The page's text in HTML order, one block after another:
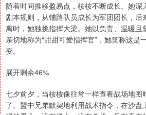
随着时间推移盈易点，桉桉不断成长。她深
剧本规则，从铺路队员成长为军团团长，
离时，她独挑指挥大梁。她以负责、温暖且
亲切地称为“甜甜可爱指挥官”，她笑称这是
变。
展开剩余46%
七夕前夕，当桉桉像往常一样查看战场地图
了。盟中兄弟默契地利用战术指令，在沙